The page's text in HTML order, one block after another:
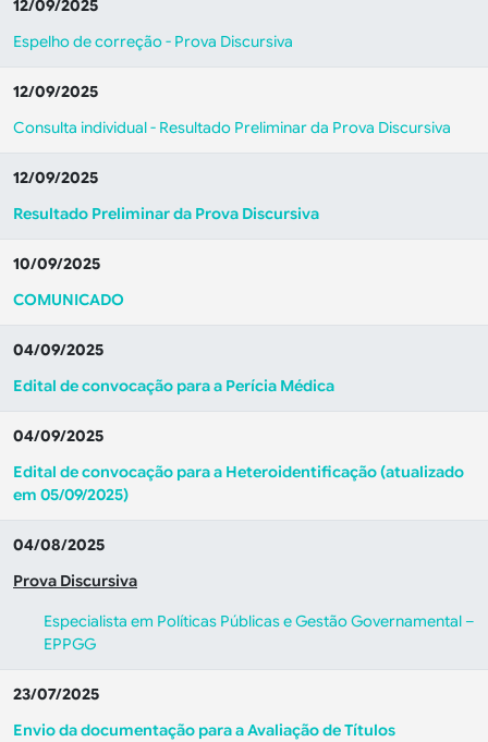
12/09/2025
Espelho de correção - Prova Discursiva
12/09/2025
Consulta individual - Resultado Preliminar da Prova Discursiva
12/09/2025
Resultado Preliminar da Prova Discursiva
10/09/2025
COMUNICADO
04/09/2025
Edital de convocação para a Perícia Médica
04/09/2025
Edital de convocação para a Heteroidentificação (atualizado
em 05/09/2025)
04/08/2025
Prova Discursiva
Especialista em Políticas Públicas e Gestão Governamental –
EPPGG
23/07/2025
Envio da documentação para a Avaliação de Títulos